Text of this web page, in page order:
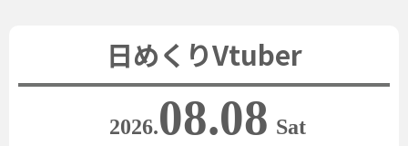
日めくりVtuber
2026.08.08 Sat